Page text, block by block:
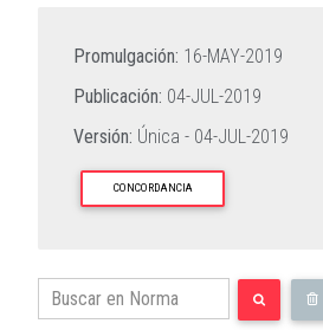
Promulgación: 16-MAY-2019
Publicación: 04-JUL-2019
Versión: Única - 04-JUL-2019
CONCORDANCIA